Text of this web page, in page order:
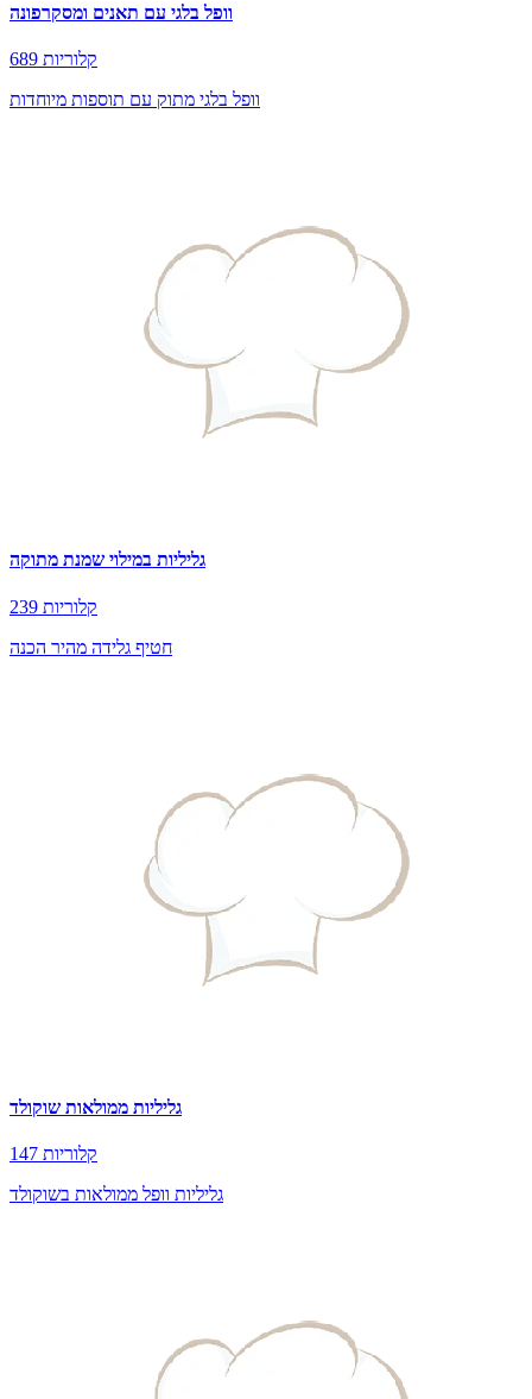
וופל בלגי עם תאנים ומסקרפונה
689 קלוריות
וופל בלגי מתוק עם תוספות מיוחדות
גליליות במילוי שמנת מתוקה
239 קלוריות
חטיף גלידה מהיר הכנה
גליליות ממולאות שוקולד
147 קלוריות
גליליות וופל ממולאות בשוקולד